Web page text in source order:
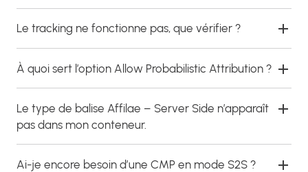
Le tracking ne fonctionne pas, que vérifier ?
À quoi sert l’option Allow Probabilistic Attribution ?
Le type de balise Affilae – Server Side n’apparaît
pas dans mon conteneur.
Ai-je encore besoin d’une CMP en mode S2S ?